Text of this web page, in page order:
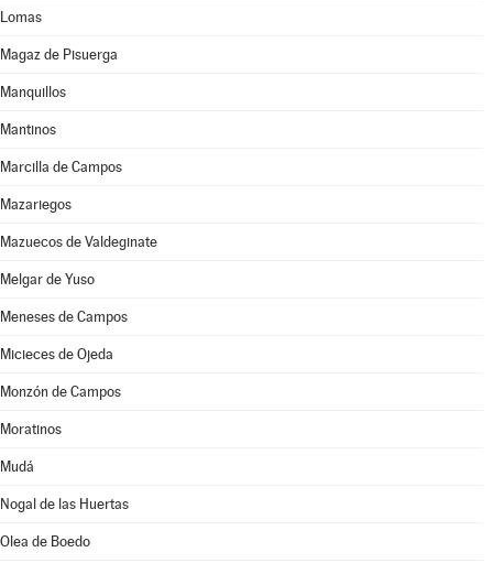
Lomas
Magaz de Pisuerga
Manquillos
Mantinos
Marcilla de Campos
Mazariegos
Mazuecos de Valdeginate
Melgar de Yuso
Meneses de Campos
Micieces de Ojeda
Monzón de Campos
Moratinos
Mudá
Nogal de las Huertas
Olea de Boedo